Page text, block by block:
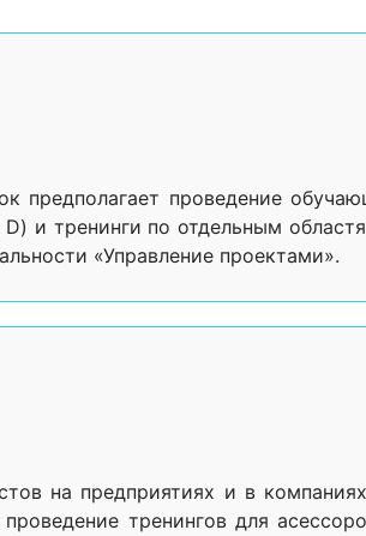
предполагает проведение
и тренинги по отдельным
«Управление проектами».
на предприятиях и в
тренингов для